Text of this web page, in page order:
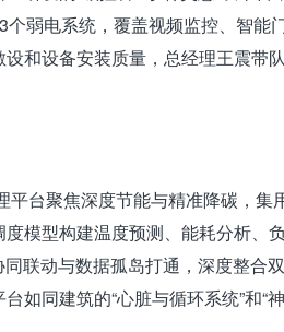
弱电系统，覆盖视频监控、智
和设备安装质量，总经理王震
平台聚焦深度节能与精准降碳，集
模型构建温度预测、能耗分析
联动与数据孤岛打通，深度整合
同建筑的“心脏与循环系统”和“